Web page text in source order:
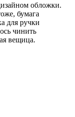
обложки.
бумага
для ручки
чинить
вещица.